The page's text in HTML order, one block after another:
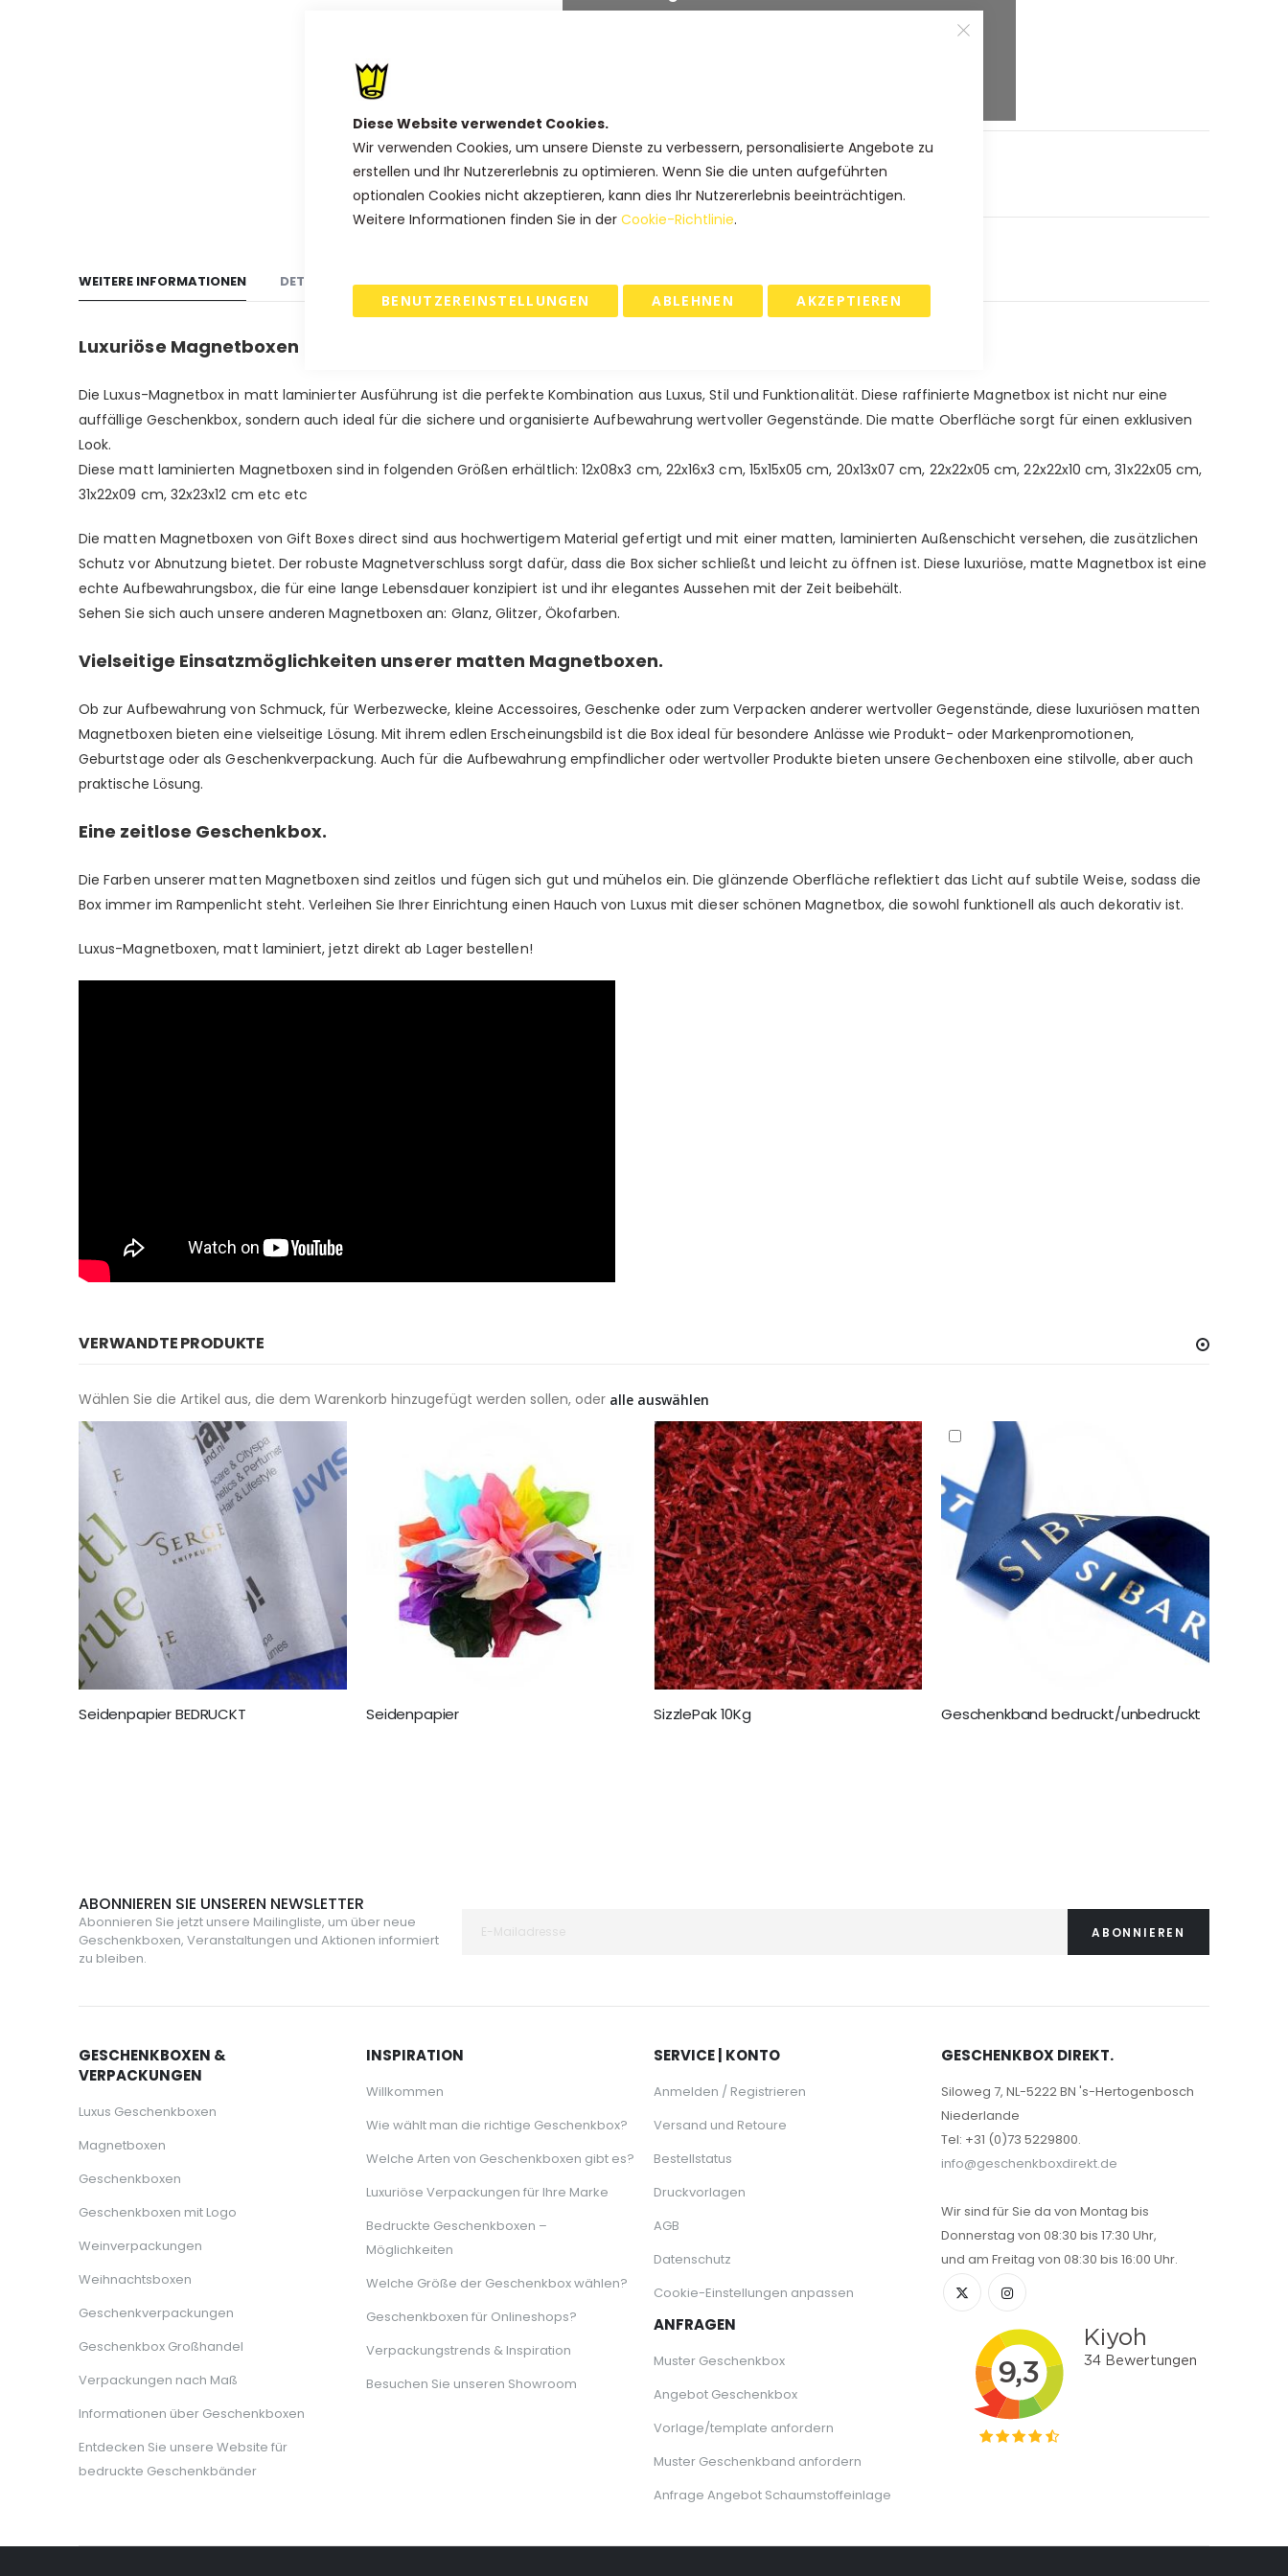
Diese Website verwendet Cookies.
Wir verwenden Cookies, um unsere Dienste zu verbessern, personalisierte Angebote zu
erstellen und Ihr Nutzererlebnis zu optimieren. Wenn Sie die unten aufgeführten
optionalen Cookies nicht akzeptieren, kann dies Ihr Nutzererlebnis beeinträchtigen.
Weitere Informationen finden Sie in der Cookie-Richtlinie.
AKZEPTIEREN
BENUTZEREINSTELLUNGEN ABLEHNEN
IN DEN WARENKORB
WEITERE INFORMATIONEN
Luxuriöse Magnetboxen in Weiß und Schwarz mit MATTE-Laminierung.
Die Luxus-Magnetbox in matt laminierter Ausführung ist die perfekte Kombination aus Luxus, Stil und Funktionalität. Diese raffinierte Magnetbox ist nicht nur eine
auffällige Geschenkbox, sondern auch ideal für die sichere und organisierte Aufbewahrung wertvoller Gegenstände. Die matte Oberfläche sorgt für einen exklusiven
Look.
Diese matt laminierten Magnetboxen sind in folgenden Größen erhältlich: 12x08x3 cm, 22x16x3 cm, 15x15x05 cm, 20x13x07 cm, 22x22x05 cm, 22x22x10 cm, 31x22x05 cm,
31x22x09 cm, 32x23x12 cm etc etc
Die matten Magnetboxen von Gift Boxes direct sind aus hochwertigem Material gefertigt und mit einer matten, laminierten Außenschicht versehen, die zusätzlichen
Schutz vor Abnutzung bietet. Der robuste Magnetverschluss sorgt dafür, dass die Box sicher schließt und leicht zu öffnen ist. Diese luxuriöse, matte Magnetbox ist eine
echte Aufbewahrungsbox, die für eine lange Lebensdauer konzipiert ist und ihr elegantes Aussehen mit der Zeit beibehält.
Sehen Sie sich auch unsere anderen Magnetboxen an: Glanz,Glitzer, Ökofarben.
Vielseitige Einsatzmöglichkeiten unserer matten Magnetboxen.
Ob zur Aufbewahrung von Schmuck, für Werbezwecke, kleine Accessoires, Geschenke oder zum Verpacken anderer wertvoller Gegenstände, diese luxuriösen matten
Magnetboxen bieten eine vielseitige Lösung. Mit ihrem edlen Erscheinungsbild ist die Box ideal für besondere Anlässe wie Produkt- oder Markenpromotionen,
Geburtstage oder als Geschenkverpackung. Auch für die Aufbewahrung empfindlicher oder wertvoller Produkte bieten unsere Gechenboxen eine stilvolle, aber auch
praktische Lösung.
Eine zeitlose Geschenkbox.
Die Farben unserer matten Magnetboxen sind zeitlos und fügen sich gut und mühelos ein. Die glänzende Oberfläche reflektiert das Licht auf subtile Weise, sodass die
Box immer im Rampenlicht steht. Verleihen Sie Ihrer Einrichtung einen Hauch von Luxus mit dieser schönen Magnetbox, die sowohl funktionell als auch dekorativ ist.
Luxus-Magnetboxen, matt laminiert, jetzt direkt ab Lager bestellen!
DETAILS VERSAND & RETOURE
VERWANDTE PRODUKTE
Wählen Sie die Artikel aus, die dem Warenkorb hinzugefügt werden sollen, oder alle auswählen
Seidenpapier BEDRUCKT Seidenpapier SizzlePak 10Kg Geschenkband bedruckt/unbedruckt
ABONNIEREN SIE UNSEREN NEWSLETTER
Abonnieren Sie jetzt unsere Mailingliste, um über neue
Geschenkboxen, Veranstaltungen und Aktionen informiert
zu bleiben.
ABONNIEREN
GESCHENKBOXEN &
VERPACKUNGEN
Luxus Geschenkboxen
Magnetboxen
Geschenkboxen
Geschenkboxen mit Logo
Weinverpackungen
Weihnachtsboxen
Geschenkverpackungen
Geschenkbox Großhandel
Verpackungen nach Maß
Informationen über Geschenkboxen
Entdecken Sie unsere Website für
bedruckte Geschenkbänder
INSPIRATION
Willkommen
Wie wählt man die richtige Geschenkbox?
Welche Arten von Geschenkboxen gibt es?
Luxuriöse Verpackungen für Ihre Marke
Bedruckte Geschenkboxen –
Möglichkeiten
Welche Größe der Geschenkbox wählen?
Geschenkboxen für Onlineshops?
Verpackungstrends & Inspiration
Besuchen Sie unseren Showroom
SERVICE | KONTO
Anmelden / Registrieren
Versand und Retoure
Bestellstatus
Druckvorlagen
AGB
Datenschutz
Cookie-Einstellungen anpassen
ANFRAGEN
Muster Geschenkbox
Angebot Geschenkbox
Vorlage/template anfordern
Muster Geschenkband anfordern
Anfrage Angebot Schaumstoffeinlage
GESCHENKBOX DIREKT.
Siloweg 7, NL-5222 BN 's-Hertogenbosch
Niederlande
Tel: +31 (0)73 5229800.
info@geschenkboxdirekt.de
Wir sind für Sie da von Montag bis
Donnerstag von 08:30 bis 17:30 Uhr,
und am Freitag von 08:30 bis 16:00 Uhr.